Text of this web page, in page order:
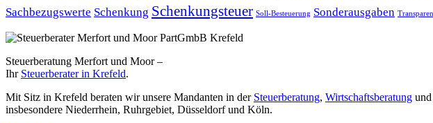
Sachbezugswerte Schenkung Schenkungsteuer Soll-Besteuerung Sonderausgaben
Steuerberatung Merfort und Moor –
Ihr Steuerberater in Krefeld.
Mit Sitz in Krefeld beraten wir unsere Mandanten in der Steuerberatung, Wirtschaftsberatung
insbesondere Niederrhein, Ruhrgebiet, Düsseldorf und Köln.